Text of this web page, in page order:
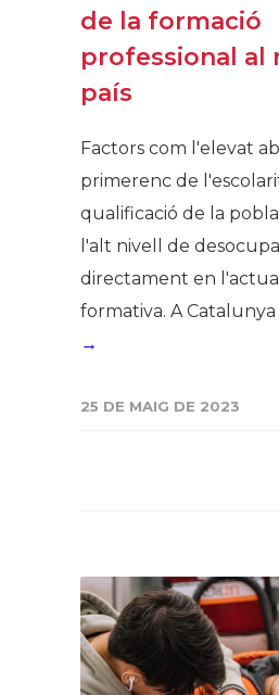
de la formació
professional al
país
Factors com l'elevat
primerenc de
qualificació de la
l'alt nivell de
directament en
formativa. A Catalunya
→
25 DE MAIG DE 2023